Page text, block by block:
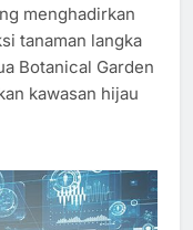
menghadirkan
tanaman langka
Botanical Garden
kawasan hijau